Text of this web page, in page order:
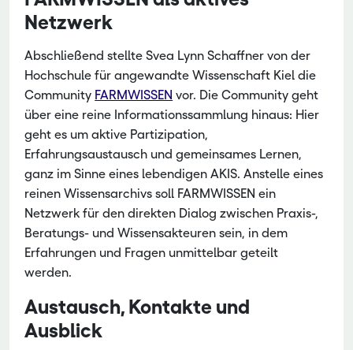
Netzwerk
Abschließend stellte Svea Lynn Schaffner von der
Hochschule für angewandte Wissenschaft Kiel die
Community FARMWISSEN vor. Die Community geht
über eine reine Informationssammlung hinaus: Hier
geht es um aktive Partizipation,
Erfahrungsaustausch und gemeinsames Lernen,
ganz im Sinne eines lebendigen AKIS. Anstelle eines
reinen Wissensarchivs soll FARMWISSEN ein
Netzwerk für den direkten Dialog zwischen Praxis-,
Beratungs- und Wissensakteuren sein, in dem
Erfahrungen und Fragen unmittelbar geteilt
werden.
Austausch, Kontakte und
Ausblick